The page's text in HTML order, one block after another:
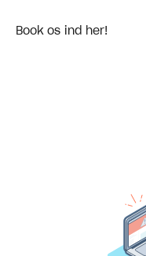
Book os ind her!